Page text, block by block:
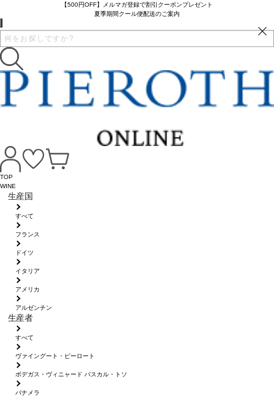
【500円OFF】メルマガ登録で割引クーポンプレゼント
夏季期間クール便配送のご案内
TOP
WINE
生産国
すべて
フランス
ドイツ
イタリア
アメリカ
アルゼンチン
生産者
すべて
ヴァイングート・ピーロート
ボデガス・ヴィニャード パスカル・トソ
パナメラ